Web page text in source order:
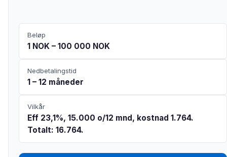
Beløp
1 NOK – 100 000 NOK
Nedbetalingstid
1 – 12 måneder
Vilkår
Eff 23,1%, 15.000 o/12 mnd, kostnad 1.764.
Totalt: 16.764.